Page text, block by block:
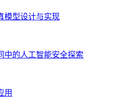
模型设计与实现
中的人工智能安全探索
用